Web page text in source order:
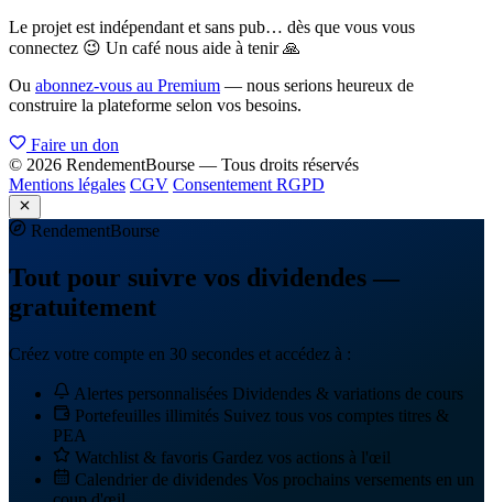
Le projet est indépendant et sans pub… dès que vous vous
connectez 😉 Un café nous aide à tenir 🙏
Ou abonnez-vous au Premium — nous serions heureux de
construire la plateforme selon vos besoins.
Faire un don
© 2026 RendementBourse — Tous droits réservés
Mentions légales CGV Consentement RGPD
RendementBourse
Tout pour suivre vos dividendes —
gratuitement
Créez votre compte en 30 secondes et accédez à :
Alertes personnalisées Dividendes & variations de cours
Portefeuilles illimités Suivez tous vos comptes titres &
PEA
Watchlist & favoris Gardez vos actions à l'œil
Calendrier de dividendes Vos prochains versements en un